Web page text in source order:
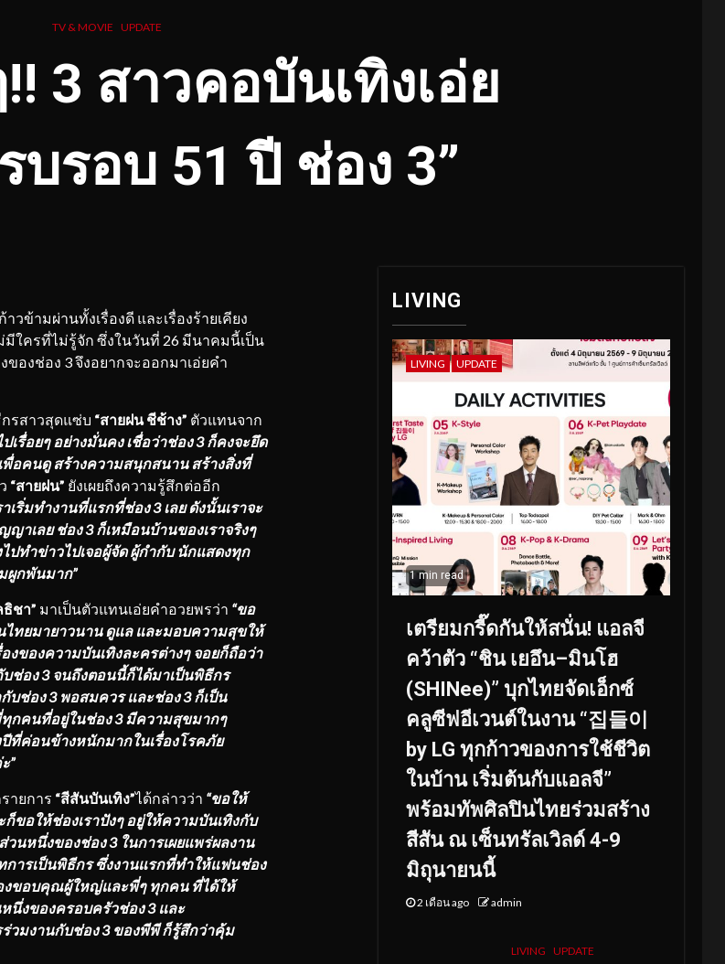
TV & MOVIE UPDATE
3 สาวคอบันเทิงเอ่ย
บรอบ 51 ปี ช่อง 3”
ข้ามผ่านทั้งเรื่องดี และเรื่องร้ายเคียง
มีใครที่ไม่รู้จัก ซึ่งในวันที่ 26 มีนาคมนี้เป็น
ของช่อง 3 จึงอยากจะออกมาเอ่ยคำ
รสาวสุดแซ่บ “สายฝน ชีช้าง” ตัวแทนจาก
เรื่อยๆ อย่างมั่นคง เชื่อว่าช่อง 3 ก็คงจะยึด
อคนดู สร้างความสนุกสนาน สร้างสิ่งที่
“สายฝน” ยังเผยถึงความรู้สึกต่ออีก
เริ่มทำงานที่แรกที่ช่อง 3 เลย ดังนั้นเราจะ
าเลย ช่อง 3 ก็เหมือนบ้านของเราจริงๆ
ปทำข่าวไปเจอผู้จัด ผู้กำกับ นักแสดงทุก
ผูกพันมาก”
ธิชา” มาเป็นตัวแทนเอ่ยคำอวยพรว่า “ขอ
ไทยมายาวนาน ดูแล และมอบความสุขให้
งของความบันเทิงละครต่างๆ จอยก็ถือว่า
ช่อง 3 จนถึงตอนนี้ก็ได้มาเป็นพิธีกร
กับช่อง 3 พอสมควร และช่อง 3 ก็เป็น
กคนที่อยู่ในช่อง 3 มีความสุขมากๆ
ที่ค่อนข้างหนักมากในเรื่องโรคภัย
”
ายการ “สีสันบันเทิง”ได้กล่าวว่า “ขอให้
ขอให้ช่องเราปังๆ อยู่ให้ความบันเทิงกับ
นหนึ่งของช่อง 3 ในการเผยแพร่ผลงาน
ารเป็นพิธีกร ซึ่งงานแรกที่ทำให้แฟนช่อง
องขอบคุณผู้ใหญ่และพี่ๆ ทุกคน ที่ได้ให้
นึ่งของครอบครัวช่อง 3 และ
ร่วมงานกับช่อง 3 ของพีพี ก็รู้สึกว่าคุ้ม
LIVING
LIVING UPDATE
1 min read
เตรียมกรี๊ดกันให้สนั่น! แอลจี
คว้าตัว “ชิน เยอึน–มินโฮ
(SHINee)” บุกไทยจัดเอ็กซ์
คลูซีฟอีเวนต์ในงาน “집들이
by LG ทุกก้าวของการใช้ชีวิต
ในบ้าน เริ่มต้นกับแอลจี”
พร้อมทัพศิลปินไทยร่วมสร้าง
สีสัน ณ เซ็นทรัลเวิลด์ 4-9
มิถุนายนนี้
2 เดือน ago admin
LIVING UPDATE